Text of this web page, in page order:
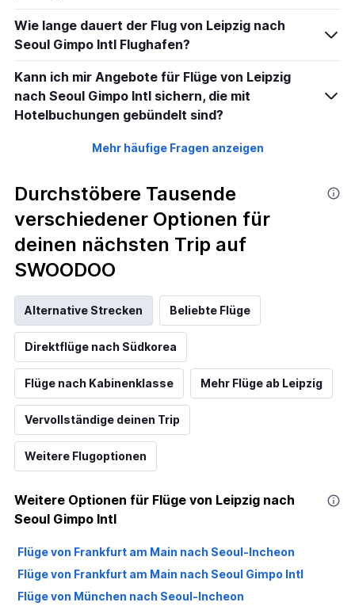
Wie lange dauert der Flug von Leipzig nach
Seoul Gimpo Intl Flughafen?
Kann ich mir Angebote für Flüge von Leipzig
nach Seoul Gimpo Intl sichern, die mit
Hotelbuchungen gebündelt sind?
Mehr häufige Fragen anzeigen
Durchstöbere Tausende
verschiedener Optionen für
deinen nächsten Trip auf
SWOODOO
Alternative Strecken Beliebte Flüge
Direktflüge nach Südkorea
Flüge nach Kabinenklasse Mehr Flüge ab Leipzig
Vervollständige deinen Trip
Weitere Flugoptionen
Weitere Optionen für Flüge von Leipzig nach
Seoul Gimpo Intl
Flüge von Frankfurt am Main nach Seoul-Incheon
Flüge von Frankfurt am Main nach Seoul Gimpo Intl
Flüge von München nach Seoul-Incheon